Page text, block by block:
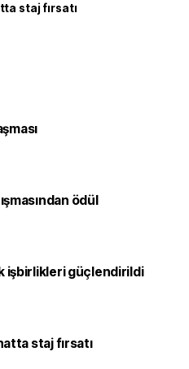
staj fırsatı
ödül
işbirlikleri güçlendirildi
staj fırsatı